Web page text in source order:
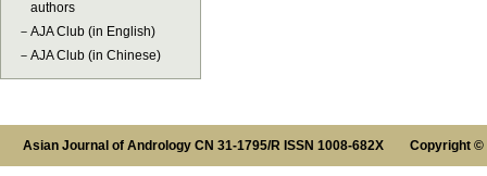
authors
－ AJA Club (in English)
－ AJA Club (in Chinese)
Asian Journal of Andrology CN 31-1795/R ISSN 1008-682X